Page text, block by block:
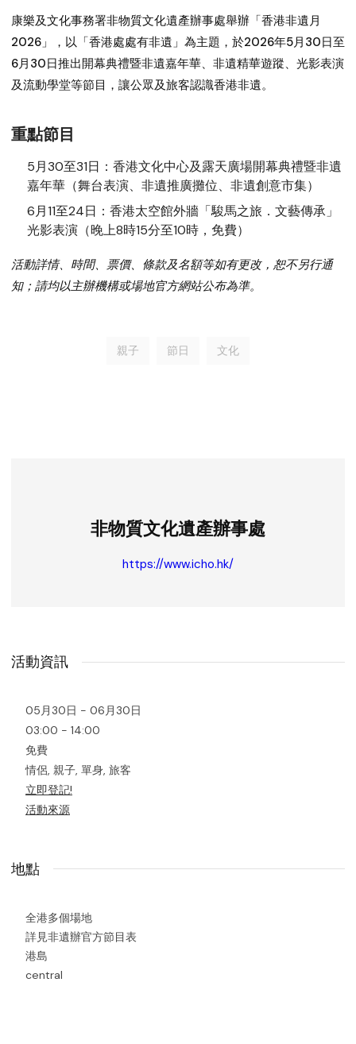
康樂及文化事務署非物質文化遺產辦事處舉辦「香港非遺月
2026」，以「香港處處有非遺」為主題，於2026年5月30日至
6月30日推出開幕典禮暨非遺嘉年華、非遺精華遊蹤、光影表演
及流動學堂等節目，讓公眾及旅客認識香港非遺。
重點節目
5月30至31日：香港文化中心及露天廣場開幕典禮暨非遺
嘉年華（舞台表演、非遺推廣攤位、非遺創意市集）
6月11至24日：香港太空館外牆「駿馬之旅．文藝傳承」
光影表演（晚上8時15分至10時，免費）
活動詳情、時間、票價、條款及名額等如有更改，恕不另行通
知；請均以主辦機構或場地官方網站公布為準。
親子 節日 文化
非物質文化遺產辦事處
https://www.icho.hk/
活動資訊
05月30日 - 06月30日
03:00 - 14:00
免費
情侶, 親子, 單身, 旅客
立即登記!
活動來源
地點
全港多個場地
詳見非遺辦官方節目表
港島
central